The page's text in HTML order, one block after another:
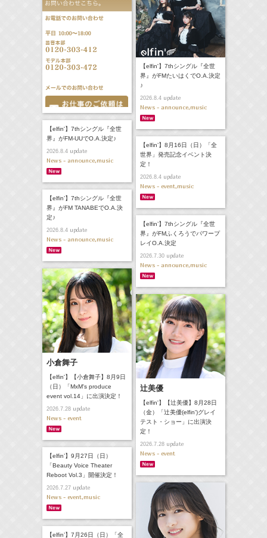
【elfin'】7thシングル『全世
界』がFMたいはくでO.A.決定
♪
2026.8.4update
News - announce,music
【elfin'】7thシングル『全世
界』がFM-UUでO.A.決定♪
2026.8.4update
News - announce,music
【elfin’】8月16日（日）「全
世界」発売記念イベント決
定！
2026.8.4update
News - event,music
【elfin’】7thシングル『全世
界』がFM TANABEでO.A.決
定♪
2026.8.4update
News - announce,music
【elfin’】7thシングル『全世
界』がFMふくろうでパワープ
レイO.A.決定
2026.7.30update
News - announce,music
小倉舞子
【elfin'】【小倉舞子】8月9日
（日）「MxM's produce
event vol.14」に出演決定！
2026.7.28update
News - event
辻美優
【elfin'】【辻美優】8月28日
（金）「辻美優(elfin')グレイ
テスト・ショー」に出演決
定！
2026.7.28update
News - event
【elfin’】9月27日（日）
「Beauty Voice Theater
Reboot Vol.3」開催決定！
2026.7.27update
News - event,music
【elfin’】7月26日（日）「全